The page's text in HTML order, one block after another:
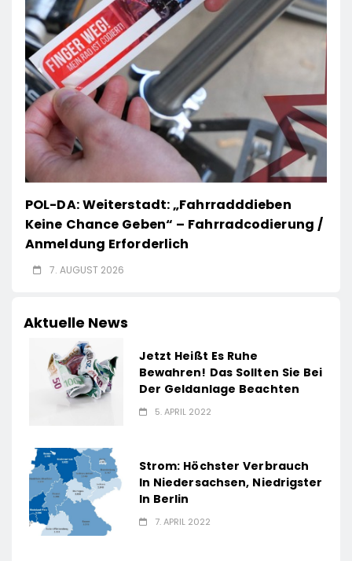
POL-DA: Weiterstadt: „Fahrradddieben
Keine Chance Geben“ – Fahrradcodierung /
Anmeldung Erforderlich
7. AUGUST 2026
Aktuelle News
Jetzt Heißt Es Ruhe
Bewahren! Das Sollten Sie Bei
Der Geldanlage Beachten
5. APRIL 2022
Strom: Höchster Verbrauch
In Niedersachsen, Niedrigster
In Berlin
7. APRIL 2022